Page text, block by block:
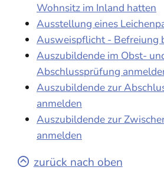
Wohnsitz im Inland hatten
Ausstellung eines
Ausweispflicht - Befreiung
Auszubildende im Obst-
Abschlussprüfung
Auszubildende zur
anmelden
Auszubildende zur
anmelden
zurück nach oben